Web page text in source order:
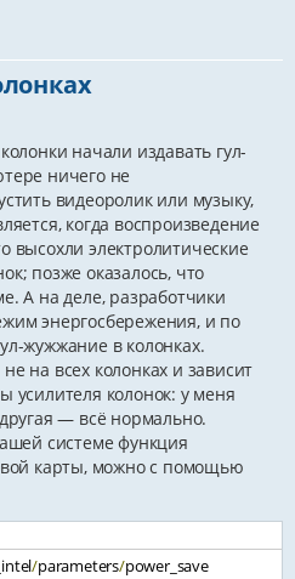
начали издавать гул-
ничего не
видеоролик или музыку,
когда воспроизведение
высохли электролитические
позже оказалось, что
А на деле, разработчики
энергосбережения, и по
жужжание в колонках.
на всех колонках и зависит
усилителя колонок: у меня
— всё нормально.
системе функция
карты, можно с помощью
/parameters/power_save